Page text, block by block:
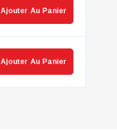
Ajouter Au Panier
Ajouter Au Panier